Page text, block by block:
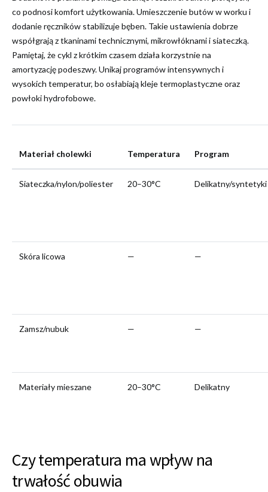
co podnosi komfort użytkowania. Umieszczenie butów w worku i
dodanie ręczników stabilizuje bęben. Takie ustawienia dobrze
współgrają z tkaninami technicznymi, mikrowłóknami i siateczką.
Pamiętaj, że cykl z krótkim czasem działa korzystnie na
amortyzację podeszwy. Unikaj programów intensywnych i
wysokich temperatur, bo osłabiają kleje termoplastyczne oraz
powłoki hydrofobowe.
Materiał cholewki Temperatura Program
Siateczka/nylon/poliester 20–30°C Delikatny/syntetyki
Skóra licowa — —
Zamsz/nubuk — —
Materiały mieszane 20–30°C Delikatny
Czy temperatura ma wpływ na
trwałość obuwia